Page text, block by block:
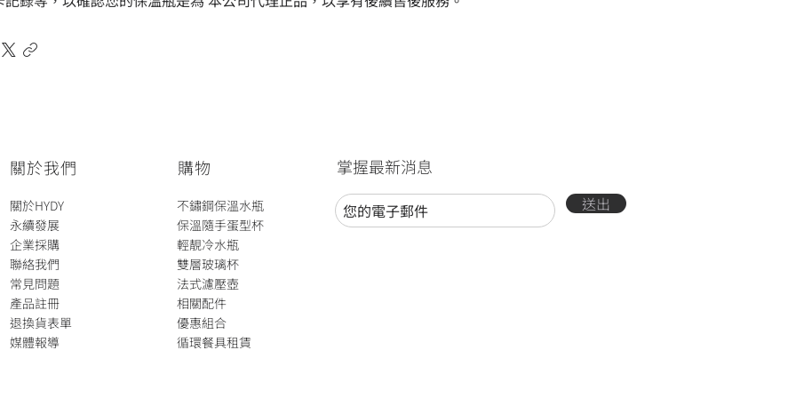
關於我們
關於HYDY
永續發展
企業採購
聯絡我們
​常見問題
​​產品註冊
退換貨表單
​媒體報導
​購物
不鏽鋼保溫水瓶
保溫隨手蛋型杯
輕靚冷水瓶
雙層玻璃杯
法式濾壓壺​
​相關配件
​優惠組合
循環餐具租賃
掌握最新消息
送出